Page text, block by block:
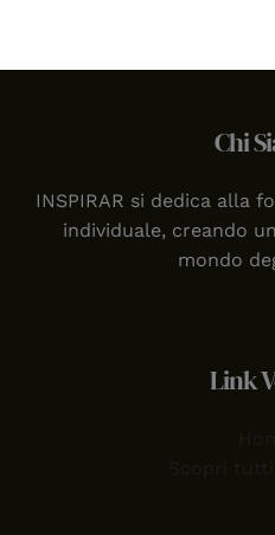
Chi
INSPIRAR si dedica alla
individuale, creando
mondo
Link